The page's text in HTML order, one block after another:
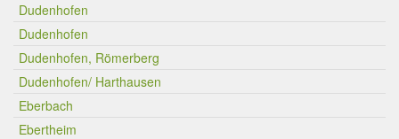
Dudenhofen
Dudenhofen
Dudenhofen, Römerberg
Dudenhofen/ Harthausen
Eberbach
Ebertheim